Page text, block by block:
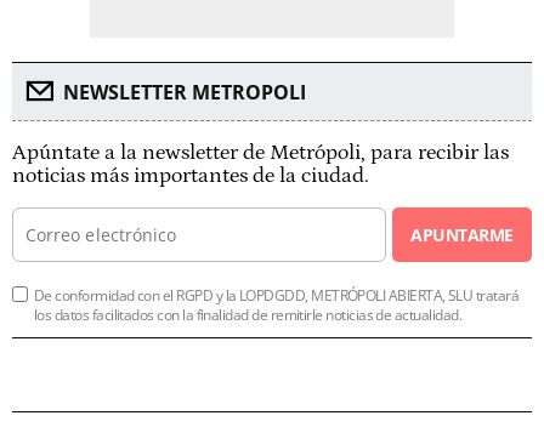
NEWSLETTER METROPOLI
Apúntate a la newsletter de Metrópoli, para recibir las
noticias más importantes de la ciudad.
APUNTARME
De conformidad con el RGPD y la LOPDGDD, METRÓPOLI ABIERTA, SLU tratará
los datos facilitados con la finalidad de remitirle noticias de actualidad.